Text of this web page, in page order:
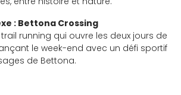
: Bettona Crossing
running qui ouvre les deux jours de
le week-end avec un défi sportif
de Bettona.